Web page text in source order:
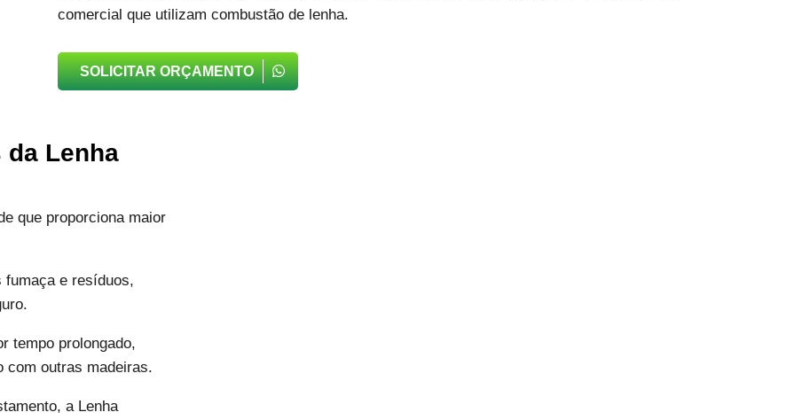
comercial que utilizam combustão de lenha.
SOLICITAR ORÇAMENTO
da Lenha
que proporciona maior
fumaça e resíduos,
tempo prolongado,
com outras madeiras.
a Lenha